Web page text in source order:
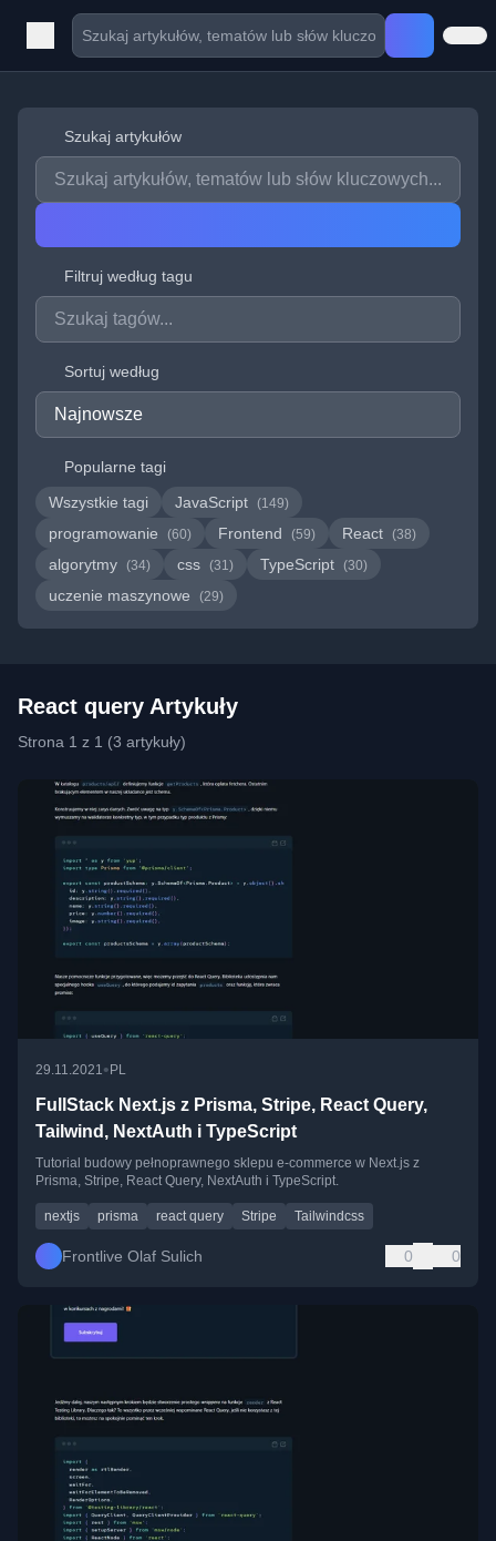
Szukaj artykułów
Filtruj według tagu
Sortuj według
Popularne tagi
Wszystkie tagi
JavaScript (149)
programowanie (60) Frontend (59) React (38)
algorytmy (34) css (31) TypeScript (30)
uczenie maszynowe (29)
React query Artykuły
Strona 1 z 1 (3 artykuły)
29.11.2021• PL
FullStack Next.js z Prisma, Stripe, React Query,
Tailwind, NextAuth i TypeScript
Tutorial budowy pełnoprawnego sklepu e-commerce w Next.js z
Prisma, Stripe, React Query, NextAuth i TypeScript.
nextjs prisma react query Stripe Tailwindcss
Frontlive Olaf Sulich 0 0